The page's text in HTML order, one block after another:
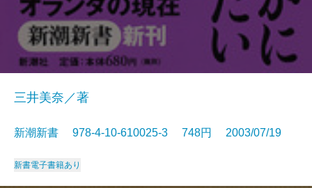
三井美奈／著
新潮新書 978-4-10-610025-3 748円 2003/07/19
新書電子書籍あり